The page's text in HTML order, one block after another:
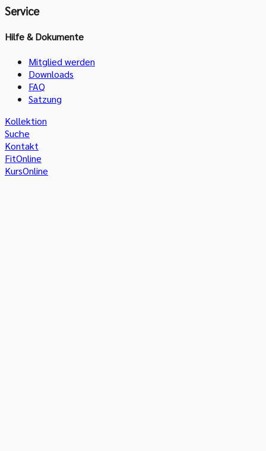
Service
Hilfe & Dokumente
Mitglied werden
Downloads
FAQ
Satzung
Kollektion
Suche
Kontakt
FitOnline
KursOnline